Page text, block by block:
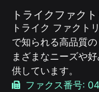
トライクファク
トライク ファクト
で知られる高品質
まざまなニーズや
供しています。
ファクス番号: